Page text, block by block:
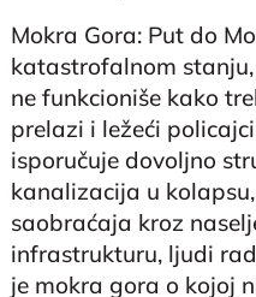
Mokra Gora: Put do
katastrofalnom
ne funkcioniše kako
prelazi i ležeći
isporučuje dovoljno
kanalizacija u
saobraćaja kroz
infrastrukturu, ljudi
je mokra gora o kojoj